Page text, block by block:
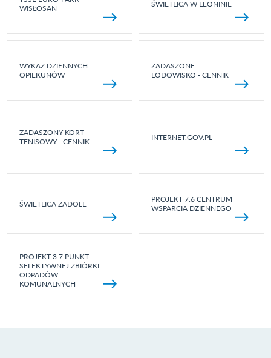
WISŁOSAN
ŚWIETLICA W LEONINIE
WYKAZ DZIENNYCH
OPIEKUNÓW
ZADASZONE
LODOWISKO - CENNIK
ZADASZONY KORT
TENISOWY - CENNIK
INTERNET.GOV.PL
ŚWIETLICA ZADOLE
PROJEKT 7.6 CENTRUM
WSPARCIA DZIENNEGO
PROJEKT 3.7 PUNKT
SELEKTYWNEJ ZBIÓRKI
ODPADÓW
KOMUNALNYCH